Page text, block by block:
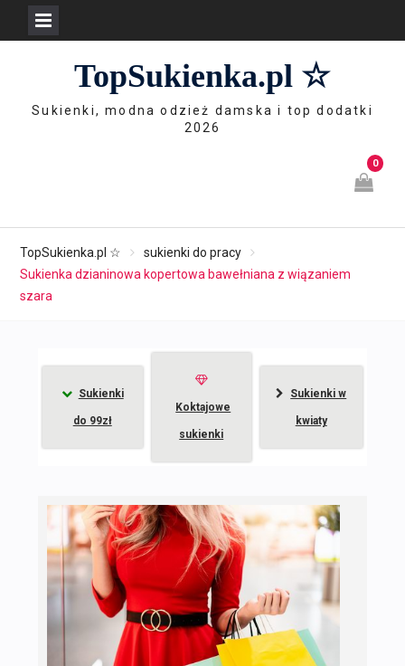
TopSukienka.pl ☆
Sukienki, modna odzież damska i top dodatki
2026
0
TopSukienka.pl ☆
sukienki do pracy
Sukienka dzianinowa kopertowa bawełniana z wiązaniem
szara
Sukienki
do 99zł
Koktajowe
sukienki
Sukienki w
kwiaty